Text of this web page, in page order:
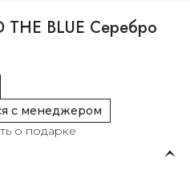
THE BLUE Серебро
с менеджером
о подарке